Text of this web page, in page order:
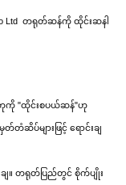
Co Ltd  တရုတ်ဆန်ကို ထိုင်းဆနါ
အတုကို "ထိုင်းစပယ်ဆန်"ဟု
တ်တံဆိပ်များဖြင့် ရောင်းချ
ေ။ တရုတ်ပြည်တွင် စိုက်ပျိုး